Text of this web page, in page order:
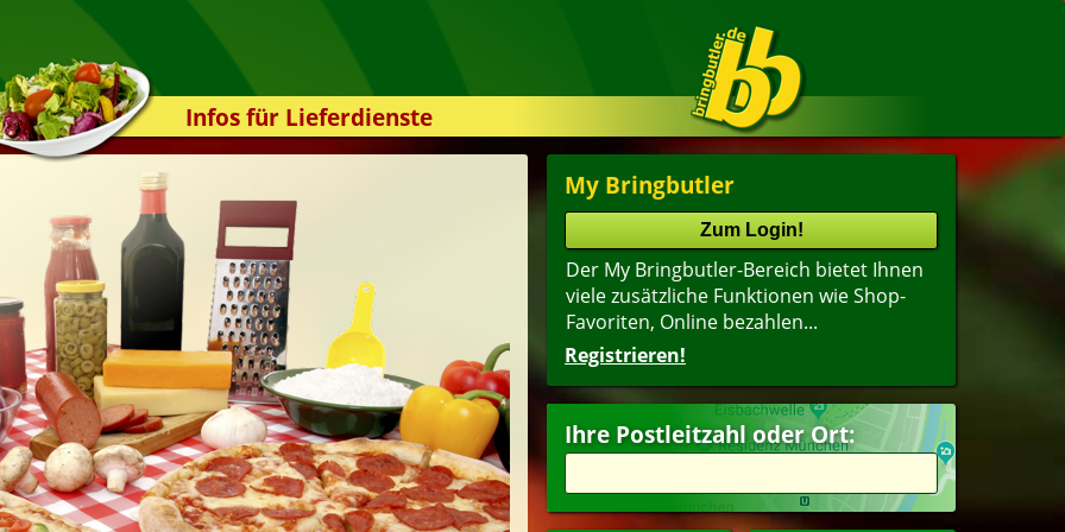
Infos für Lieferdienste
Kassensystem
Zuverlässigkeit
Sicherheit
Der Online-Shop
Das Bestellsystem
Der Bestellvorgang
Übertragung
Testshop
Styles
Kontakt
My Bringbutler
Der My Bringbutler-Bereich bietet Ihnen
viele zusätzliche Funktionen wie Shop-
Favoriten, Online bezahlen...
Registrieren!
Ihre Postleitzahl oder Ort: